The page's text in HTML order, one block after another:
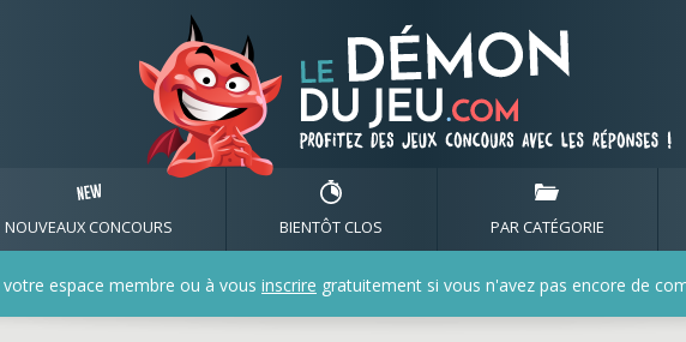
de maga1979
NOUVEAUX CONCOURS BIENTÔT CLOS PAR CATÉGORIE
votre espace membre ou à vous inscrire gratuitement si vous n'avez pas encore de